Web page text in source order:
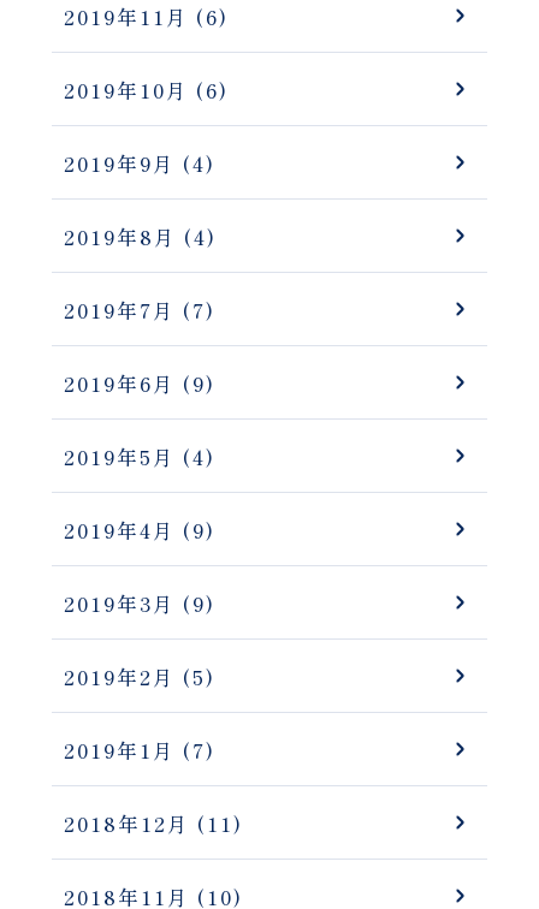
2019年11月 (6)
2019年10月 (6)
2019年9月 (4)
2019年8月 (4)
2019年7月 (7)
2019年6月 (9)
2019年5月 (4)
2019年4月 (9)
2019年3月 (9)
2019年2月 (5)
2019年1月 (7)
2018年12月 (11)
2018年11月 (10)